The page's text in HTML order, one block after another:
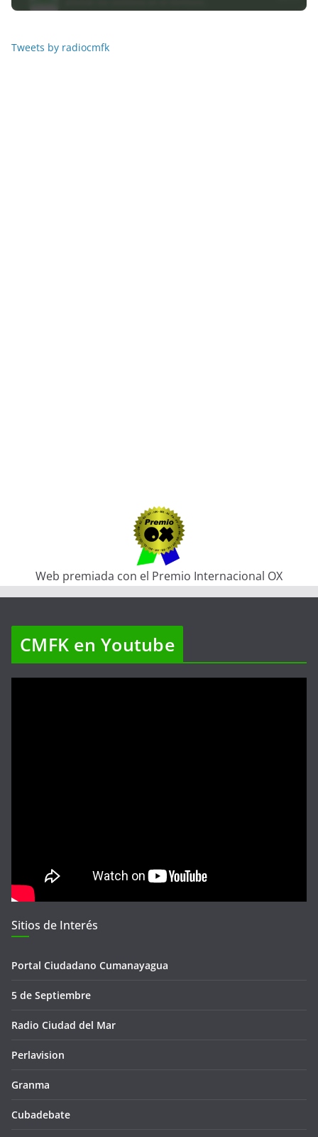
Tweets by radiocmfk
Web premiada con el Premio Internacional OX
CMFK en Youtube
Sitios de Interés
Portal Ciudadano Cumanayagua
5 de Septiembre
Radio Ciudad del Mar
Perlavision
Granma
Cubadebate